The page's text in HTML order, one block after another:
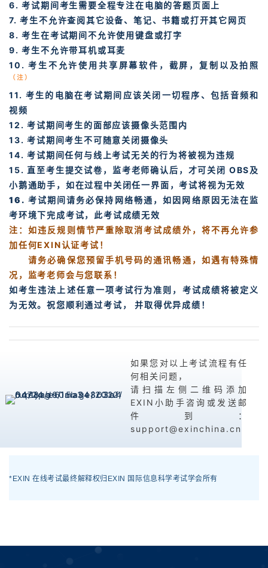
6. 考试期间考生需要全程专注在电脑的答题页面上
7. 考生不允许查阅其它设备、笔记、书籍或打开其它网页
8. 考生在考试期间不允许使用键盘或打字
9. 考生不允许带耳机或耳麦
10. 考生不允许使用共享屏幕软件， 截屏，复制以及拍照
（注）
11. 考生的电脑在考试期间应该关闭一切程序、包括音频和
视频
12. 考试期间考生的面部应该摄像头范围内
13. 考试期间考生不可随意关闭摄像头
14. 考试期间任何与线上考试无关的行为将被视为违规
15. 直至考生提交试卷，监考老师确认后，才可关闭 OBS及
小鹅通助手，如在过程中关闭任一界面，考试将视为无效
16. 考试期间请务必保持网络畅通，如因网络原因无法在监
考环境下完成考试，此考试成绩无效
注：如违反规则情节严重除取消考试成绩外，将不再允许参
加任何EXIN认证考试！
请务必确保您预留手机号码的通讯畅通，如遇有特殊情
况，监考老师会与您联系！
如考生违法上述任意一项考试行为准则，考试成绩将被定义
为无效。祝您顺利通过考试， 并取得优异成绩！
如果您对以上考试流程有任
何相关问题，
请扫描左侧二维码添加
EXIN小助手咨询或发送邮
件到：
support@exinchina.cn
*EXIN在线考试最终解释权归 EXIN 国际信息科学考试学会所有